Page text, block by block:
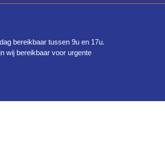
bereikbaar tussen 9u en 17u.
wij bereikbaar voor urgente